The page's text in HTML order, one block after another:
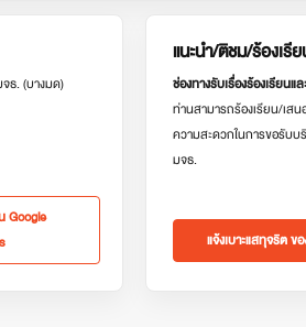
ธ. (บางมด)
Google
แนะนำ/ติชม/ร้องเรี
ช่องทางรับเรื่องร้องเรียนแ
ท่านสามารถร้องเรียน/เส
ความสะดวกในการขอรับ
มจธ.
แจ้งเบาะแสทุจริต ข